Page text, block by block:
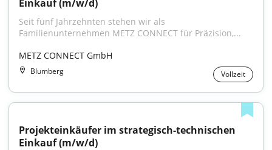
Einkauf (m/w/d)
Seit fünf Jahrzehnten stehen wir als
Familienunternehmen METZ CONNECT für Präzision,...
METZ CONNECT GmbH
Blumberg Vollzeit
Projekteinkäufer im strategisch-technischen
Einkauf (m/w/d)